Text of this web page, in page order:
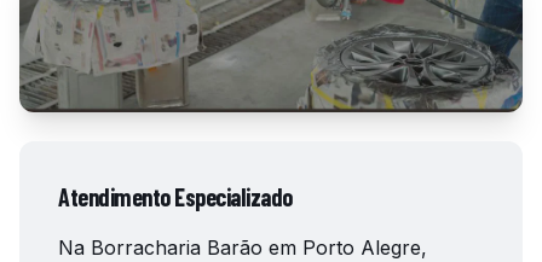
Atendimento Especializado
Na Borracharia Barão em Porto Alegre,